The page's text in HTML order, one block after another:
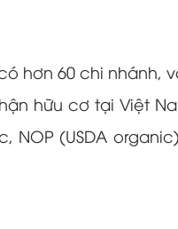
hơn 60 chi nhánh,
hữu cơ tại Việt
(USDA